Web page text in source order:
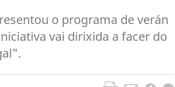
o programa de verán
vai dirixida a facer do